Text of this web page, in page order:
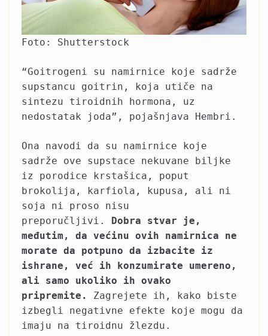
Foto: Shutterstock
“Goitrogeni su namirnice koje sadrže
supstancu goitrin, koja utiče na
sintezu tiroidnih hormona, uz
nedostatak joda”, pojašnjava Hembri.
Ona navodi da su namirnice koje
sadrže ove supstace nekuvane biljke
iz porodice krstašica, poput
brokolija, karfiola, kupusa, ali ni
soja ni proso nisu
preporučljivi.
Dobra stvar je,
međutim, da većinu ovih namirnica ne
morate da potpuno da izbacite iz
ishrane, već ih konzumirate umereno,
ali samo ukoliko ih ovako
pripremite.
Zagrejete ih, kako biste
izbegli negativne efekte koje mogu da
imaju na tiroidnu žlezdu.